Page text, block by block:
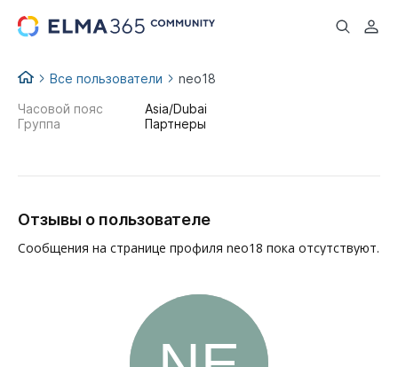
...
Все пользователи neo18
Часовой пояс
Asia/Dubai
Группа
Партнеры
Отзывы о пользователе
Сообщения на странице профиля neo18 пока отсутствуют.